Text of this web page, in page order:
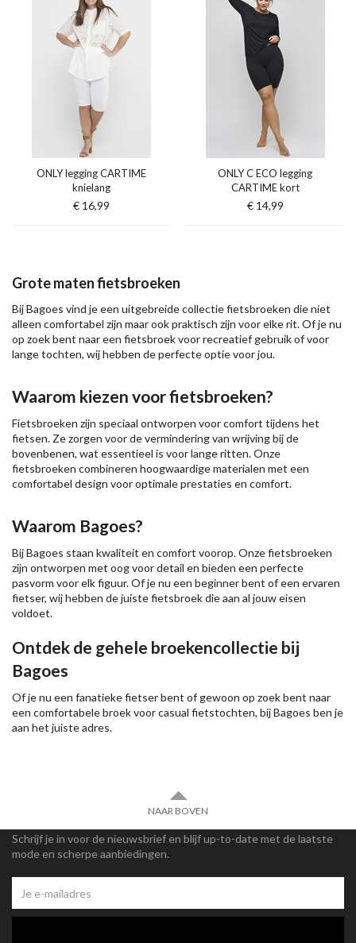
ONLY legging CARTIME
knielang
€ 16,99
ONLY C ECO legging
CARTIME kort
€ 14,99
Grote maten fietsbroeken
Bij Bagoes vind je een uitgebreide collectie fietsbroeken die niet
alleen comfortabel zijn maar ook praktisch zijn voor elke rit. Of je nu
op zoek bent naar een fietsbroek voor recreatief gebruik of voor
lange tochten, wij hebben de perfecte optie voor jou.
Waarom kiezen voor fietsbroeken?
Fietsbroeken zijn speciaal ontworpen voor comfort tijdens het
fietsen. Ze zorgen voor de vermindering van wrijving bij de
bovenbenen, wat essentieel is voor lange ritten. Onze
fietsbroeken combineren hoogwaardige materialen met een
comfortabel design voor optimale prestaties en comfort.
Waarom Bagoes?
Bij Bagoes staan kwaliteit en comfort voorop. Onze fietsbroeken
zijn ontworpen met oog voor detail en bieden een perfecte
pasvorm voor elk figuur. Of je nu een beginner bent of een ervaren
fietser, wij hebben de juiste fietsbroek die aan al jouw eisen
voldoet.
Ontdek de gehele broekencollectie bij
Bagoes
Of je nu een fanatieke fietser bent of gewoon op zoek bent naar
een comfortabele broek voor casual fietstochten, bij Bagoes ben je
aan het juiste adres.
NAAR BOVEN
Schrijf je in voor de nieuwsbrief en blijf up-to-date met de laatste
mode en scherpe aanbiedingen.